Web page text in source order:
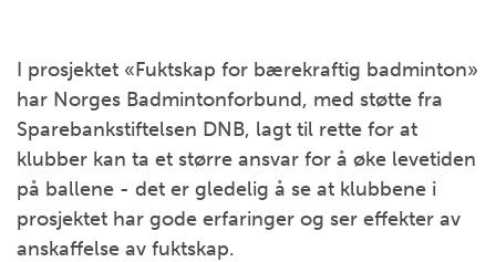
I prosjektet «Fuktskap for bærekraftig badminton»
har Norges Badmintonforbund, med støtte fra
Sparebankstiftelsen DNB, lagt til rette for at
klubber kan ta et større ansvar for å øke levetiden
på ballene - det er gledelig å se at klubbene i
prosjektet har gode erfaringer og ser effekter av
anskaffelse av fuktskap.